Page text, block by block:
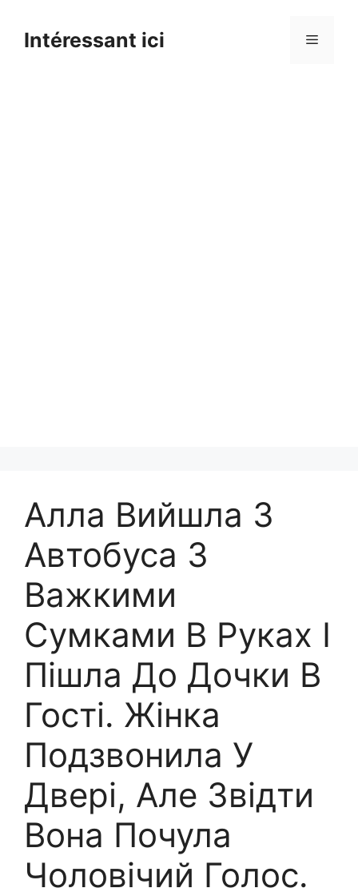
contentIntéressant ici Menu
Алла Вийшла З
Автобуса З
Важкими
Сумками В Руках І
Пішла До Дочки В
Гості. Жінка
Подзвонила У
Двері, Але Звідти
Вона Почула
Чоловічий Голос.